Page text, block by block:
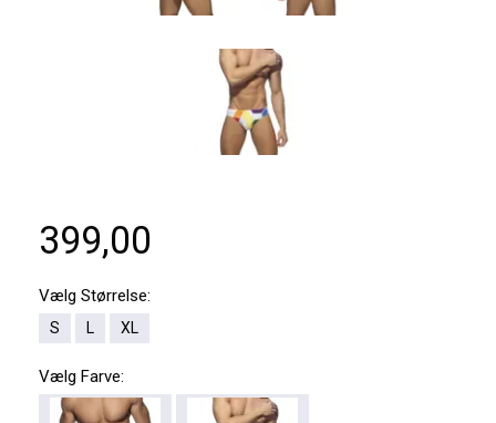
399,00
Vælg Størrelse:
S L XL
Vælg Farve: